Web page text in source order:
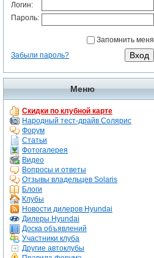
Логин:
Пароль:
Запомнить меня
Забыли пароль?
Меню
Скидки по клубной карте
Народный тест-драйв Солярис
Форум
Статьи
Фотогалерея
Видео
Вопросы и ответы
Отзывы владельцев Solaris
Блоги
Клубы
Новости дилеров Hyundai
Дилеры Hyundai
Доска объявлений
Участники клуба
Другие автоклубы